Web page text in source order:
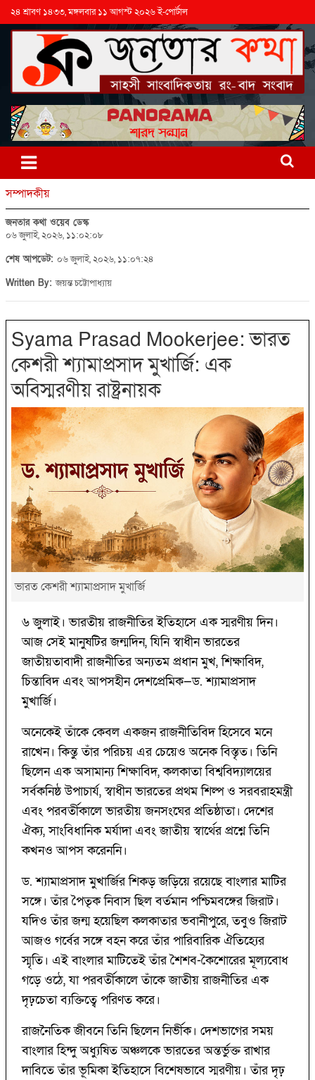
২৪ শ্রাবণ ১৪৩৩, মঙ্গলবার ১১ আগস্ট ২০২৬ ই-পোর্টাল
সম্পাদকীয়
জনতার কথা ওয়েব ডেস্ক
০৬ জুলাই, ২০২৬, ১১:০২:০৮
শেষ আপডেট: ০৬ জুলাই, ২০২৬, ১১:০৭:২৪
Written By:জয়ন্ত চট্টোপাধ্যায়
Syama Prasad Mookerjee: ভারত
কেশরী শ্যামাপ্রসাদ মুখার্জি: এক
অবিস্মরণীয় রাষ্ট্রনায়ক
ভারত কেশরী শ্যামাপ্রসাদ মুখার্জি
৬ জুলাই। ভারতীয় রাজনীতির ইতিহাসে এক স্মরণীয় দিন।
আজ সেই মানুষটির জন্মদিন, যিনি স্বাধীন ভারতের
জাতীয়তাবাদী রাজনীতির অন্যতম প্রধান মুখ, শিক্ষাবিদ,
চিন্তাবিদ এবং আপসহীন দেশপ্রেমিক—ড. শ্যামাপ্রসাদ
মুখার্জি।
অনেকেই তাঁকে কেবল একজন রাজনীতিবিদ হিসেবে মনে
রাখেন। কিন্তু তাঁর পরিচয় এর চেয়েও অনেক বিস্তৃত। তিনি
ছিলেন এক অসামান্য শিক্ষাবিদ, কলকাতা বিশ্ববিদ্যালয়ের
সর্বকনিষ্ঠ উপাচার্য, স্বাধীন ভারতের প্রথম শিল্প ও সরবরাহমন্ত্রী
এবং পরবর্তীকালে ভারতীয় জনসংঘের প্রতিষ্ঠাতা। দেশের
ঐক্য, সাংবিধানিক মর্যাদা এবং জাতীয় স্বার্থের প্রশ্নে তিনি
কখনও আপস করেননি।
ড. শ্যামাপ্রসাদ মুখার্জির শিকড় জড়িয়ে রয়েছে বাংলার মাটির
সঙ্গে। তাঁর পৈতৃক নিবাস ছিল বর্তমান পশ্চিমবঙ্গের জিরাট।
যদিও তাঁর জন্ম হয়েছিল কলকাতার ভবানীপুরে, তবুও জিরাট
আজও গর্বের সঙ্গে বহন করে তাঁর পারিবারিক ঐতিহ্যের
স্মৃতি। এই বাংলার মাটিতেই তাঁর শৈশব-কৈশোরের মূল্যবোধ
গড়ে ওঠে, যা পরবর্তীকালে তাঁকে জাতীয় রাজনীতির এক
দৃঢ়চেতা ব্যক্তিত্বে পরিণত করে।
রাজনৈতিক জীবনে তিনি ছিলেন নির্ভীক। দেশভাগের সময়
বাংলার হিন্দু অধ্যুষিত অঞ্চলকে ভারতের অন্তর্ভুক্ত রাখার
দাবিতে তাঁর ভূমিকা ইতিহাসে বিশেষভাবে স্মরণীয়। তাঁর দৃঢ়